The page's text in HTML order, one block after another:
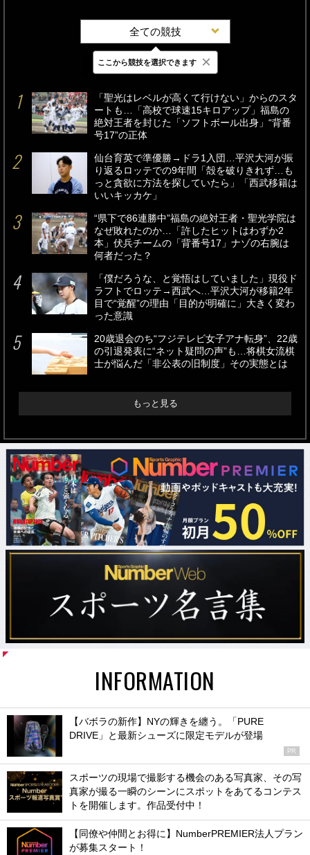
全ての競技
最新 24時間 週間
「聖光はレベルが高くて行けない」からのスタ
ートも…「高校で球速15キロアップ」福島の
絶対王者を封じた「ソフトボール出身」“背番
号17”の正体
仙台育英で準優勝→ドラ1入団…平沢大河が振
り返るロッテでの9年間「殻を破りきれず…も
っと貪欲に方法を探していたら」「西武移籍は
いいキッカケ」
“県下で86連勝中”福島の絶対王者・聖光学院は
なぜ敗れたのか…「許したヒットはわずか2
本」伏兵チームの「背番号17」ナゾの右腕は
何者だった？
「僕だろうな、と覚悟はしていました」現役ド
ラフトでロッテ→西武へ…平沢大河が移籍2年
目で“覚醒”の理由「目的が明確に」大きく変わ
った意識
20歳退会のち“フジテレビ女子アナ転身”、22歳
の引退発表に“ネット疑問の声”も…将棋女流棋
士が悩んだ「非公表の旧制度」その実態とは
もっと見る
INFORMATION
【バボラの新作】NYの輝きを纏う。「PURE
DRIVE」と最新シューズに限定モデルが登場
PR
スポーツの現場で撮影する機会のある写真家、その写
真家が撮る一瞬のシーンにスポットをあてるコンテス
トを開催します。作品受付中！
【同僚や仲間とお得に】NumberPREMIER法人プラン
が募集スタート！
ここから競技を選択できます ×